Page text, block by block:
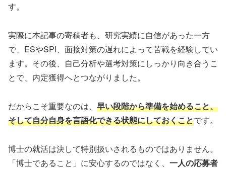
す。
実際に本記事の寄稿者も、研究実績に自信があった一方
で、ESやSPI、面接対策の遅れによって苦戦を経験してい
ます。その後、自己分析や選考対策にしっかり向き合うこ
とで、内定獲得へとつながりました。
だからこそ重要なのは、 早い段階から準備を始めること、
そして自分自身を言語化できる状態にしておくことです。
博士の就活は決して特別扱いされるものではありません。
「博士であること」に安心するのではなく、 一人の応募者